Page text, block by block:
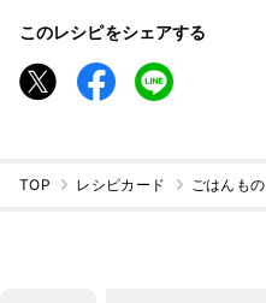
このレシピをシェアする
TOP レシピカード ごはんもの